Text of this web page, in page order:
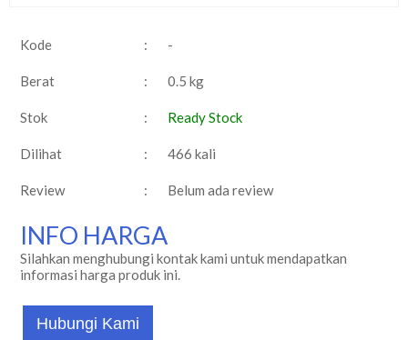
Kode : -
Berat : 0.5 kg
Stok : Ready Stock
Dilihat : 466 kali
Review : Belum ada review
INFO HARGA
Silahkan menghubungi kontak kami untuk mendapatkan
informasi harga produk ini.
Hubungi Kami